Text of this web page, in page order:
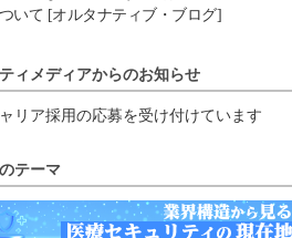
いて [オルタナティブ・ブログ]
ィメディアからのお知らせ
リア採用の応募を受け付けています
テーマ